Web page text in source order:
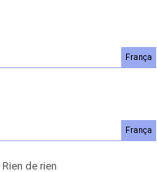
França
França
Rien de rien